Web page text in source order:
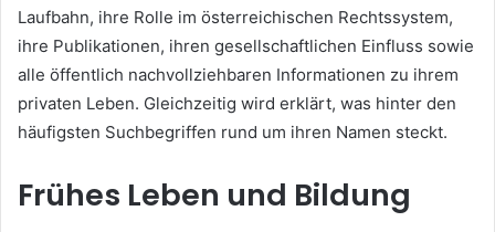
Laufbahn, ihre Rolle im österreichischen Rechtssystem,
ihre Publikationen, ihren gesellschaftlichen Einfluss sowie
alle öffentlich nachvollziehbaren Informationen zu ihrem
privaten Leben. Gleichzeitig wird erklärt, was hinter den
häufigsten Suchbegriffen rund um ihren Namen steckt.
Frühes Leben und Bildung